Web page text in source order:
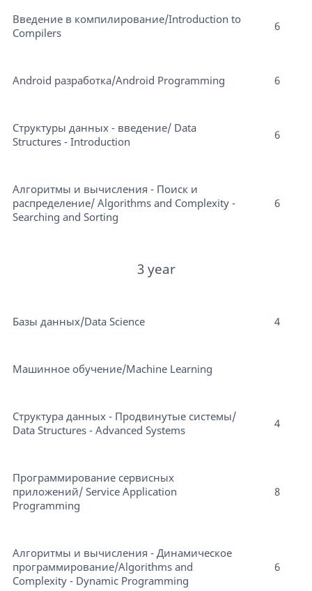
Введение в компилирование/Introduction to
Compilers
6
Android разработка/Android Programming 6
Структуры данных - введение/ Data
Structures - Introduction
6
Алгоритмы и вычисления - Поиск и
распределение/ Algorithms and Complexity -
Searching and Sorting
6
3 year
Базы данных/Data Science 4
Машинное обучение/Machine Learning
Структура данных - Продвинутые системы/
Data Structures - Advanced Systems
4
Программирование сервисных
приложений/ Service Application
Programming
8
Алгоритмы и вычисления - Динамическое
программирование/Algorithms and
Complexity - Dynamic Programming
6